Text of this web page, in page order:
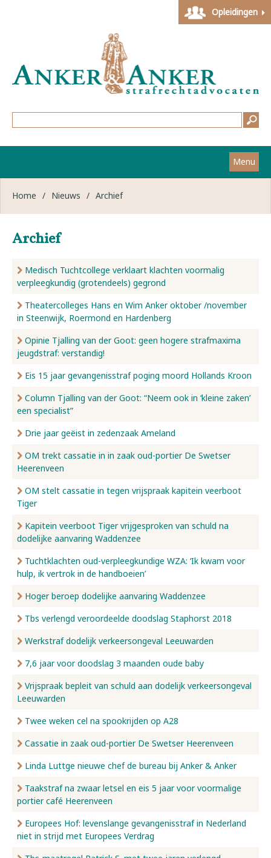
Opleidingen
Menu
Home
Strafzaken
Werkwijze
Nieuws
Over ons
Contact
Home / Nieuws / Archief
Archief
Medisch Tuchtcollege verklaart klachten voormalig
verpleegkundig (grotendeels) gegrond
Theatercolleges Hans en Wim Anker oktober /november
in Steenwijk, Roermond en Hardenberg
Opinie Tjalling van der Goot: geen hogere strafmaxima
jeugdstraf: verstandig!
Eis 15 jaar gevangenisstraf poging moord Hollands Kroon
Column Tjalling van der Goot: “Neem ook in ‘kleine zaken’
een specialist”
Drie jaar geëist in zedenzaak Ameland
OM trekt cassatie in in zaak oud-portier De Swetser
Heerenveen
OM stelt cassatie in tegen vrijspraak kapitein veerboot
Tiger
Kapitein veerboot Tiger vrijgesproken van schuld na
dodelijke aanvaring Waddenzee
Tuchtklachten oud-verpleegkundige WZA: ‘Ik kwam voor
hulp, ik vertrok in de handboeien’
Hoger beroep dodelijke aanvaring Waddenzee
Tbs verlengd veroordeelde doodslag Staphorst 2018
Werkstraf dodelijk verkeersongeval Leeuwarden
7,6 jaar voor doodslag 3 maanden oude baby
Vrijspraak bepleit van schuld aan dodelijk verkeersongeval
Leeuwarden
Twee weken cel na spookrijden op A28
Cassatie in zaak oud-portier De Swetser Heerenveen
Linda Luttge nieuwe chef de bureau bij Anker & Anker
Taakstraf na zwaar letsel en eis 5 jaar voor voormalige
portier café Heerenveen
Europees Hof: levenslange gevangenisstraf in Nederland
niet in strijd met Europees Verdrag